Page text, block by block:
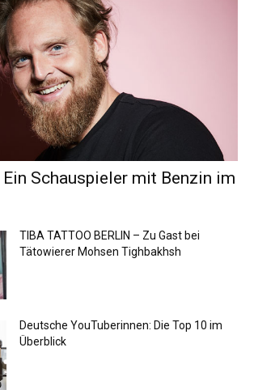
Schauspieler mit Benzin im
TIBA TATTOO BERLIN – Zu Gast bei
Tätowierer Mohsen Tighbakhsh
Deutsche YouTuberinnen: Die Top 10 im
Überblick